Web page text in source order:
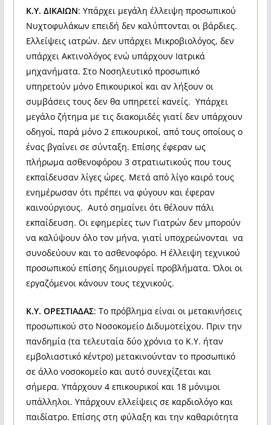
Κ.Υ. ΔΙΚΑΙΩΝ: Υπάρχει μεγάλη έλλειψη προσωπικού
Νυχτοφυλάκων επειδή δεν καλύπτονται οι βάρδιες.
Ελλείψεις ιατρών. Δεν υπάρχει Μικροβιολόγος, δεν
υπάρχει Ακτινολόγος ενώ υπάρχουν Ιατρικά
μηχανήματα. Στο Νοσηλευτικό προσωπικό
υπηρετούν μόνο Επικουρικοί και αν λήξουν οι
συμβάσεις τους δεν θα υπηρετεί κανείς. Υπάρχει
μεγάλο ζήτημα με τις διακομιδές γιατί δεν υπάρχουν
οδηγοί, παρά μόνο 2 επικουρικοί, από τους οποίους ο
ένας βγαίνει σε σύνταξη. Επίσης έφεραν ως
πλήρωμα ασθενοφόρου 3 στρατιωτικούς που τους
εκπαίδευσαν λίγες ώρες. Μετά από λίγο καιρό τους
ενημέρωσαν ότι πρέπει να φύγουν και έφεραν
καινούργιους. Αυτό σημαίνει ότι θέλουν πάλι
εκπαίδευση. Οι εφημερίες των Γιατρών δεν μπορούν
να καλύψουν όλο τον μήνα, γιατί υποχρεώνονται να
συνοδεύουν και το ασθενοφόρο. Η έλλειψη τεχνικού
προσωπικού επίσης δημιουργεί προβλήματα. Όλοι οι
εργαζόμενοι κάνουν τους τεχνικούς.
Κ.Υ. ΟΡΕΣΤΙΑΔΑΣ: Το πρόβλημα είναι οι μετακινήσεις
προσωπικού στο Νοσοκομείο Διδυμοτείχου. Πριν την
πανδημία (τα τελευταία δύο χρόνια το Κ.Υ. ήταν
εμβολιαστικό κέντρο) μετακινούνταν το προσωπικό
σε άλλο νοσοκομείο και αυτό συνεχίζεται και
σήμερα. Υπάρχουν 4 επικουρικοί και 18 μόνιμοι
υπάλληλοι. Υπάρχουν ελλείψεις σε καρδιολόγο και
παιδίατρο. Επίσης στη φύλαξη και την καθαριότητα